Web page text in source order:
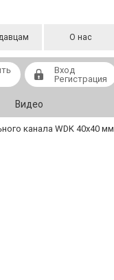
О нас
Вход
Регистрация
Видео
канала WDK 40x40 мм